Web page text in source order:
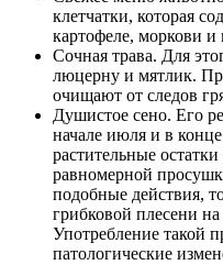
клетчатки, которая
картофеле, моркови и
Сочная трава. Для
люцерну и мятлик.
очищают от следов
Душистое сено. Его
начале июля и в
растительные
равномерной
подобные действия,
грибковой плесени
Употребление такой
патологические